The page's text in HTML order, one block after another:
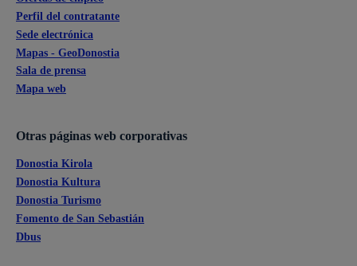
Perfil del contratante
Sede electrónica
Mapas - GeoDonostia
Sala de prensa
Mapa web
Otras páginas web corporativas
Donostia Kirola
Donostia Kultura
Donostia Turismo
Fomento de San Sebastián
Dbus